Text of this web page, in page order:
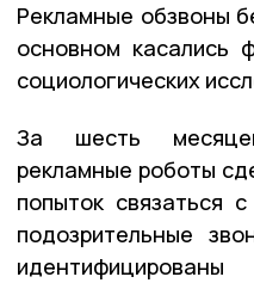
Рекламные обзвоны
основном касались
социологических
За шесть
рекламные роботы
попыток связаться
подозрительные